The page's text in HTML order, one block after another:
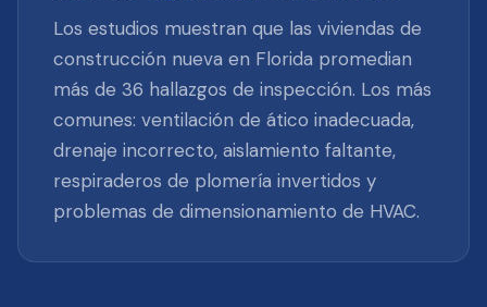
Los estudios muestran que las viviendas de
construcción nueva en Florida promedian
más de 36 hallazgos de inspección. Los más
comunes: ventilación de ático inadecuada,
drenaje incorrecto, aislamiento faltante,
respiraderos de plomería invertidos y
problemas de dimensionamiento de HVAC.